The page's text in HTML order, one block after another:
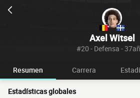
Axel Witsel
#20 - Defensa -
Resumen Carrera
Estadísticas globales